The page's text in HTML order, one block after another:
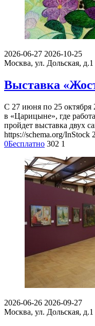
2026-06-27 2026-10-25
Москва, ул. Дольская, д.1
Выставка
С 27 июня по 25 октября
в «Царицыне», где
пройдет выставка двух
https://schema.org/InStock
0Бесплатно 302 1
2026-06-26 2026-09-27
Москва, ул. Дольская, д.1